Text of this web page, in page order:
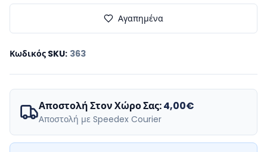
Αγαπημένα
Κωδικός SKU: 363
Αποστολή Στον Χώρο Σας:4,00€
Αποστολή με Speedex Courier